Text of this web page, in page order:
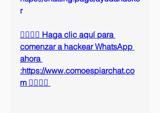
r
👉🏻👉🏻 Haga clic aquí para
comenzar a hackear WhatsApp
ahora
:https://www.comoespiarchat.co
m 👈🏻👈🏻